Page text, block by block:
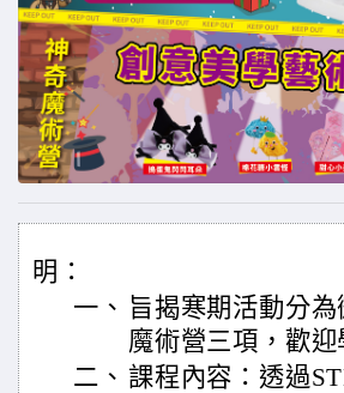
明：
一、 旨揭寒期活動分
魔術營三項，歡
二、 課程內容：透過